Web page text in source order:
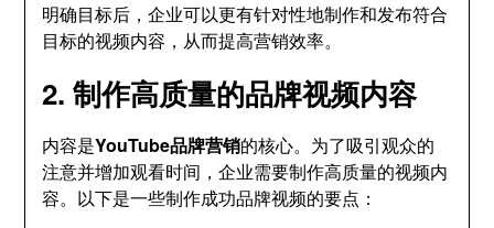
明确目标后，企业可以更有针对性地制作和发布符合
目标的视频内容，从而提高营销效率。
2. 制作高质量的品牌视频内容
内容是YouTube品牌营销的核心。为了吸引观众的
注意并增加观看时间，企业需要制作高质量的视频内
容。以下是一些制作成功品牌视频的要点：